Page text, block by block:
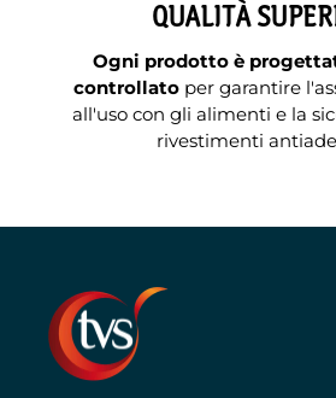
QUALITÀ
Ogni prodotto è
controllato per garantire
all'uso con gli alimenti e la
rivestimenti